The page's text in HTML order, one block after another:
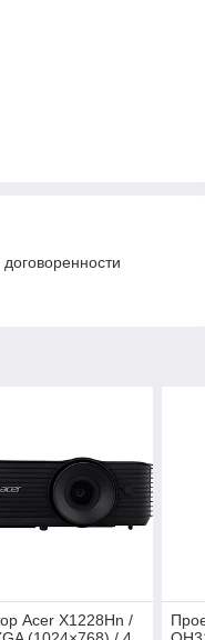
Acer X1228Hn /